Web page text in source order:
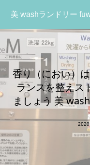
美 washランドリー
香り（におい）
ランスを整えス
ましょう 美